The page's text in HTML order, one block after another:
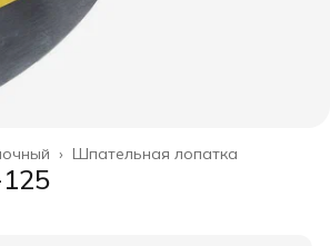
Шпательная лопатка
›